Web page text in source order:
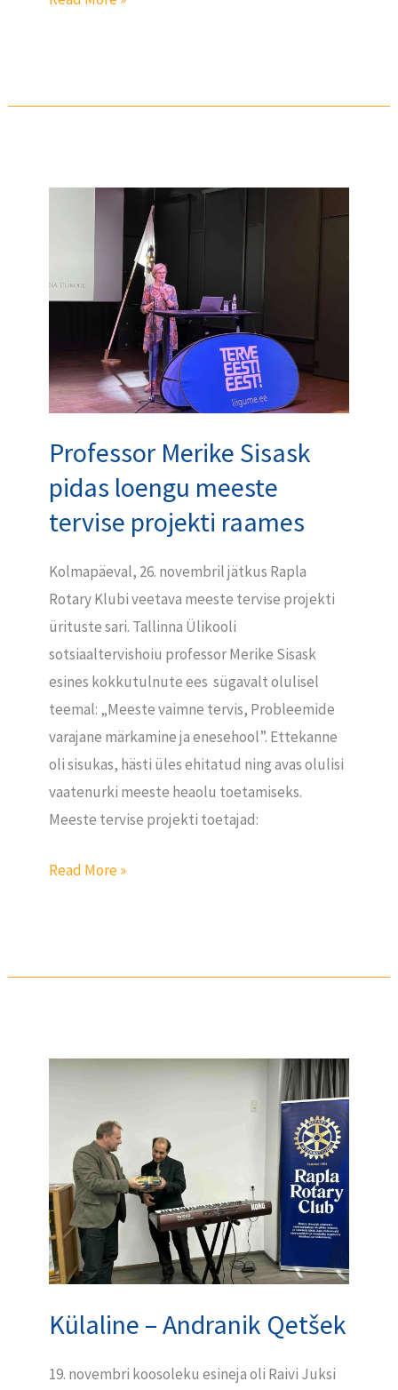
Professor Merike Sisask
pidas loengu meeste
tervise projekti raames
Kolmapäeval, 26. novembril jätkus Rapla
Rotary Klubi veetava meeste tervise projekti
ürituste sari. Tallinna Ülikooli
sotsiaaltervishoiu professor Merike Sisask
esines kokkutulnute ees sügavalt olulisel
teemal: „Meeste vaimne tervis, Probleemide
varajane märkamine ja enesehool”. Ettekanne
oli sisukas, hästi üles ehitatud ning avas olulisi
vaatenurki meeste heaolu toetamiseks.
Meeste tervise projekti toetajad:
pidas
tervise
projekti
Read More »
Külaline – Andranik Qetšek
19. novembri koosoleku esineja oli Raivi Juksi
Külaline
Andranik
Qetšek